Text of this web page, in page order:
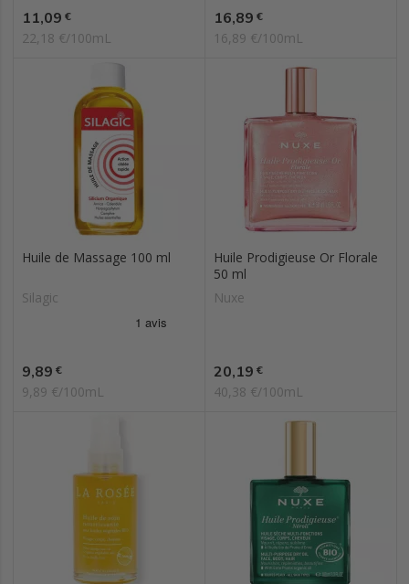
Prix
11,09 €
22,18 €/100mL
Prix
16,89 €
16,89 €/100mL
Huile de Massage 100 ml
Silagic
Prix
9,89 €
9,89 €/100mL
Huile Prodigieuse Or Florale
50 ml
Nuxe
Prix
20,19 €
40,38 €/100mL